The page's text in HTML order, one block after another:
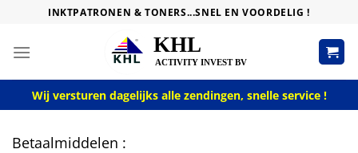
content
INKTPATRONEN & TONERS...SNEL EN VOORDELIG !
Wij versturen dagelijks alle zendingen, snelle service !
Betaalmiddelen :